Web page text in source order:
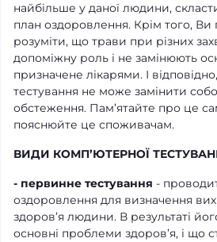
найбільше у даної людини,
план оздоровлення. Крім того, Ви
розуміти, що трави при різних
допоміжну роль і не замінюють
призначене лікарями. І
тестування не може замінити
обстеження. Пам’ятайте про це
пояснюйте це споживачам.
ВИДИ КОМП’ЮТЕРНОЇ
- первинне тестування -
оздоровлення для визначення
здоров’я людини. В результаті
основні проблеми здоров’я, і що